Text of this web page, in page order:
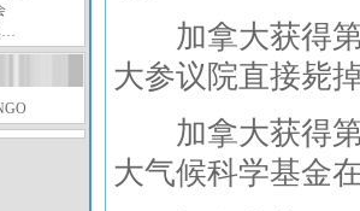
…
加拿大获得第
大参议院直接毙
加拿大获得第
大气候科学基金